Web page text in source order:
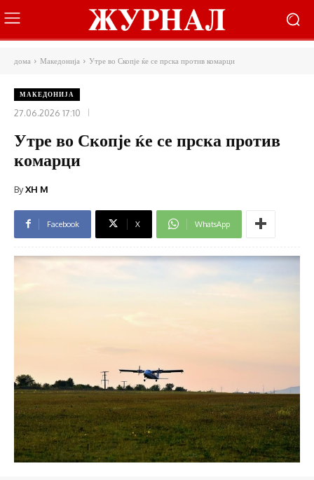
дома Македонија Утре во Скопје ќе се прска против комарци
МАКЕДОНИЈА
27.06.2026 17:10
Утре во Скопје ќе се прска против
комарци
ByXH M
Facebook X WhatsApp